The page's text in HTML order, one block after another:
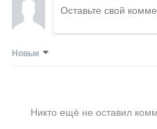
Новые
Никто ещё не оставил